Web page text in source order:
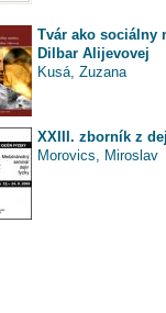
Tvár ako sociálny
Dilbar Alijevovej
Kusá, Zuzana
XXIII. zborník z
Morovics, Miroslav